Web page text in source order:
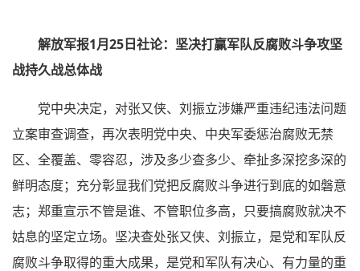
解放军报1月25日社论：坚决打赢军队反腐败斗争攻坚
战持久战总体战
党中央决定，对张又侠、刘振立涉嫌严重违纪违法问题
立案审查调查，再次表明党中央、中央军委惩治腐败无禁
区、全覆盖、零容忍，涉及多少查多少、牵扯多深挖多深的
鲜明态度；充分彰显我们党把反腐败斗争进行到底的如磐意
志；郑重宣示不管是谁、不管职位多高，只要搞腐败就决不
姑息的坚定立场。坚决查处张又侠、刘振立，是党和军队反
腐败斗争取得的重大成果，是党和军队有决心、有力量的重